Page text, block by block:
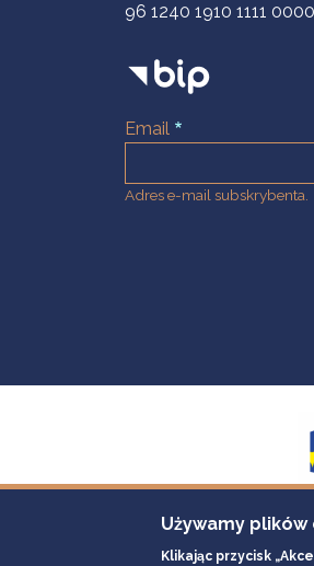
96 1240 1910 1111
Email
Adres e-mail subskrybenta.
Używamy
Klikając przycisk